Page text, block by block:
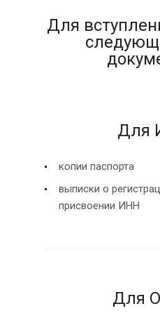
Для
Для
копии паспорта
выписки о
присвоении ИНН
Для